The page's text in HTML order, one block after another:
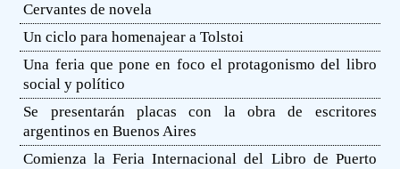
Cervantes de novela
Un ciclo para homenajear a Tolstoi
Una feria que pone en foco el protagonismo del libro
social y político
Se presentarán placas con la obra de escritores
argentinos en Buenos Aires
Comienza la Feria Internacional del Libro de Puerto